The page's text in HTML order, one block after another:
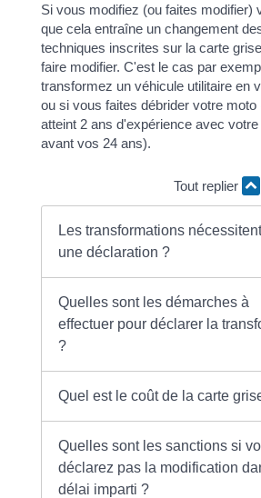
Si vous modifiez (ou faites modifier)
que cela entraîne un changement
techniques inscrites sur la carte
faire modifier. C'est le cas par
transformez un véhicule utilitaire en
ou si vous faites débrider votre moto
atteint 2 ans d'expérience avec
avant vos 24 ans).
Tout replier
Les transformations
une déclaration ?
Quelles sont les démarches à
effectuer pour déclarer la
?
Quel est le coût de la carte
Quelles sont les sanctions si
déclarez pas la modification
délai imparti ?